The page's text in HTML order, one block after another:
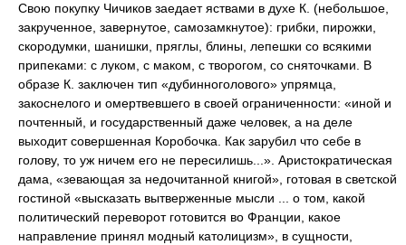
Свою покупку Чичиков заедает яствами в духе К. (небольшое,
закрученное, завернутое, самозамкнутое): грибки, пирожки,
скородумки, шанишки, пряглы, блины, лепешки со всякими
припеками: с луком, с маком, с творогом, со сняточками. В
образе К. заключен тип «дубинноголового» упрямца,
закоснелого и омертвевшего в своей ограниченности: «иной и
почтенный, и государственный даже человек, а на деле
выходит совершенная Коробочка. Как зарубил что себе в
голову, то уж ничем его не пересилишь...». Аристократическая
дама, «зевающая за недочитанной книгой», готовая в светской
гостиной «высказать вытверженные мысли ... о том, какой
политический переворот готовится во Франции, какое
направление принял модный католицизм», в сущности,